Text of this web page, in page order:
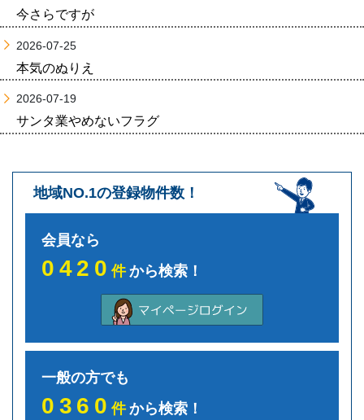
今さらですが
2026-07-25
本気のぬりえ
2026-07-19
サンタ業やめないフラグ
地域NO.1の登録物件数！
会員なら
0420件から検索！
一般の方でも
0360件から検索！